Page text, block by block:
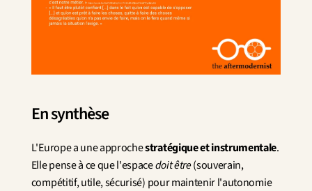
En synthèse
L'Europe a une approche stratégique et instrumentale.
Elle pense à ce que l'espace doit être (souverain,
compétitif, utile, sécurisé) pour maintenir l'autonomie